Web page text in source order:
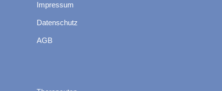
Impressum
Datenschutz
AGB